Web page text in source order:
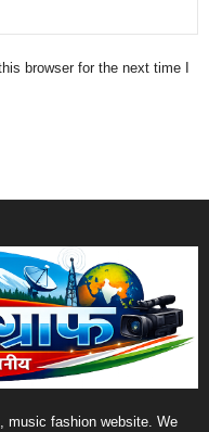
browser for the next time I
music fashion website. We